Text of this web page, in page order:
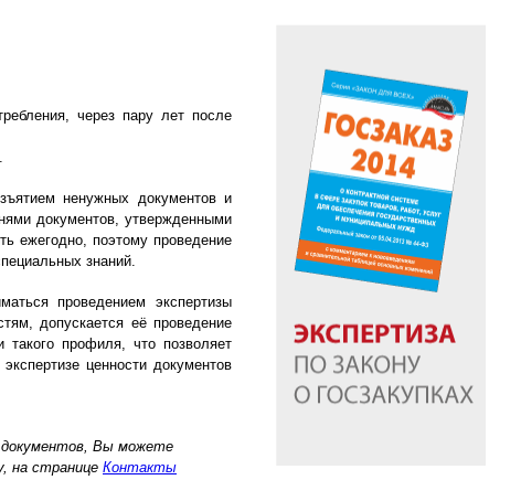
через пару лет после
ненужных документов и
документов, утвержденными
ежегодно, поэтому проведение
знаний.
проведением экспертизы
допускается её проведение
профиля, что позволяет
ценности документов
документов, Вы можете
на странице Контакты